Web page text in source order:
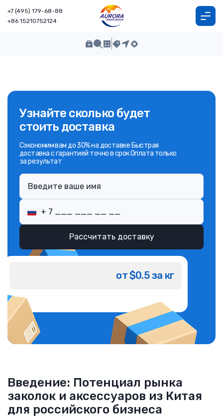
+7 (495) 179-68-88
+86 15210752124
Узнайте сколько будет
стоить доставка
Сэкономим вам до 30% на доставке Быстрая
доставка с гарантией точно в срок Оплата только
за результат
Рассчитать доставку
от $0.5 за кг
Введение: Потенциал рынка
заколок и аксессуаров из Китая
для российского бизнеса